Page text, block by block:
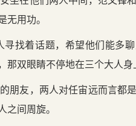
用功。
找着话题，希望他们能多
双眼睛不停地在三个大人身
朋友，两人对任宙远而言都
间周旋。